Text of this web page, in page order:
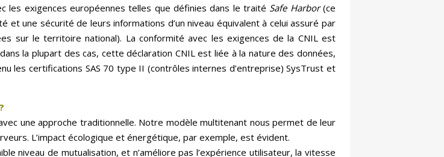
les exigences européennes telles que définies dans le traité Safe Harbor(ce
une sécurité de leurs informations d’un niveau équivalent à celui assuré par
sur le territoire national). La conformité avec les exigences de la CNIL est
la plupart des cas, cette déclaration CNIL est liée à la nature des données,
les certifications SAS 70 type II (contrôles internes d’entreprise) SysTrust et
une approche traditionnelle. Notre modèle multitenant nous permet de leur
L’impact écologique et énergétique, par exemple, est évident.
niveau de mutualisation, et n’améliore pas l’expérience utilisateur, la vitesse